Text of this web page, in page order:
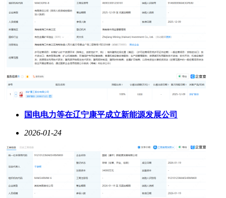
国电电力等在辽宁康平成立新能源发展公司
2026-01-24